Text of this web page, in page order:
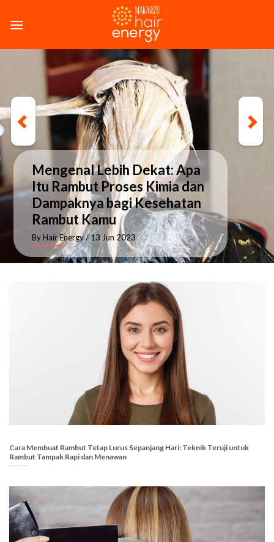
Mengenal Lebih Dekat: Apa
Itu Rambut Proses Kimia dan
Dampaknya bagi Kesehatan
Rambut Kamu
By Hair Energy/ 13 Jun 2023
Cara Membuat Rambut Tetap Lurus Sepanjang Hari: Teknik Teruji untuk
Rambut Tampak Rapi dan Menawan